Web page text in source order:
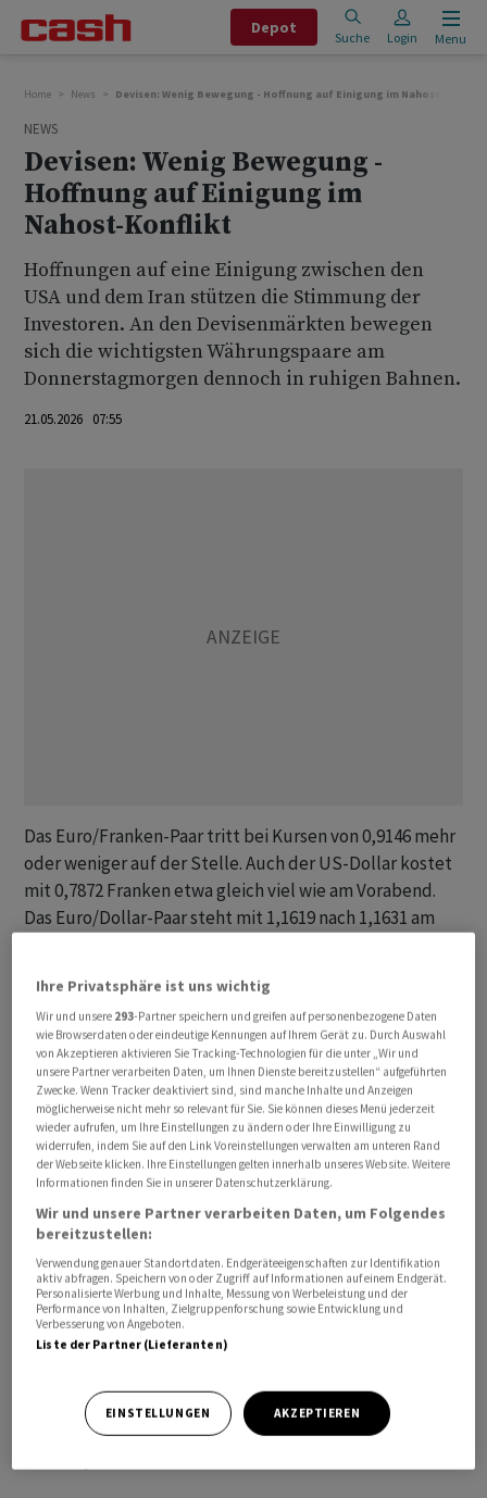
Depot
Suche Login Menu
Home News Devisen: Wenig Bewegung - Hoffnung auf Einigung im Nahost-
NEWS
Devisen: Wenig Bewegung -
Hoffnung auf Einigung im
Nahost-Konflikt
Hoffnungen auf eine Einigung zwischen den
USA und dem Iran stützen die Stimmung der
Investoren. An den Devisenmärkten bewegen
sich die wichtigsten Währungspaare am
Donnerstagmorgen dennoch in ruhigen Bahnen.
21.05.2026 07:55
Das Euro/Franken-Paar tritt bei Kursen von 0,9146 mehr
oder weniger auf der Stelle. Auch der US-Dollar kostet
mit 0,7872 Franken etwa gleich viel wie am Vorabend.
Das Euro/Dollar-Paar steht mit 1,1619 nach 1,1631 am
Zu den zentralen Gesprächsthemen gehören die
Aussagen von US-Präsident Donald Trump, wonach sich
die USA und der Iran in der finalen Phase der
Verhandlungen befänden. Gleichzeitig bekräftigte er
aber, Angriffe in den kommenden Tagen wieder
aufzunehmen, sollte der Iran seinen Bedingungen nicht
zustimmen.
Das am Vorabend publizierte Protokoll der US-
Notenbank von der letzten Zinssitzung zeigt, dass die
Mehrheit der Mitglieder Zinserhöhungen in Betracht
ziehen würde, sollte die Inflation dauerhaft über dem
angestrebten Ziel liegen. Zudem wollten zahlreiche
Mitglieder den «Easing Bias» aufgeben, wie es bei der
Zudem wiesen einige Mitglieder auf Risiken durch
«erhebliche Beteiligung» von Hedgefonds am US-
Ihre Privatsphäre ist uns wichtig
Wir und unsere 293-Partner speichern und greifen auf personenbezogene Daten
wie Browserdaten oder eindeutige Kennungen auf Ihrem Gerät zu. Durch Auswahl
von Akzeptieren aktivieren Sie Tracking-Technologien für die unter „Wir und
unsere Partner verarbeiten Daten, um Ihnen Dienste bereitzustellen“ aufgeführten
Zwecke. Wenn Tracker deaktiviert sind, sind manche Inhalte und Anzeigen
möglicherweise nicht mehr so relevant für Sie. Sie können dieses Menü jederzeit
wieder aufrufen, um Ihre Einstellungen zu ändern oder Ihre Einwilligung zu
widerrufen, indem Sie auf den Link Voreinstellungen verwalten am unteren Rand
der Webseite klicken. Ihre Einstellungen gelten innerhalb unseres Website. Weitere
Informationen finden Sie in unserer Datenschutzerklärung.
Wir und unsere Partner verarbeiten Daten, um Folgendes
bereitzustellen:
Verwendung genauer Standortdaten. Endgeräteeigenschaften zur Identifikation
aktiv abfragen. Speichern von oder Zugriff auf Informationen auf einem Endgerät.
Personalisierte Werbung und Inhalte, Messung von Werbeleistung und der
Performance von Inhalten, Zielgruppenforschung sowie Entwicklung und
Verbesserung von Angeboten.
Liste der Partner (Lieferanten)
EINSTELLUNGEN AKZEPTIEREN